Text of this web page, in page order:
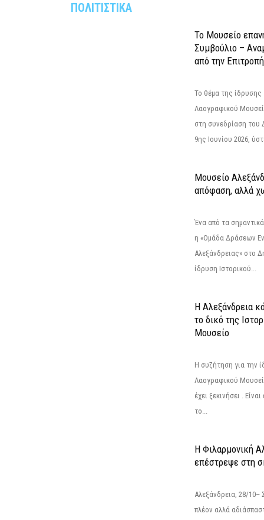
ΠΟΛΙΤΙΣΤΙΚΑ
Το Μουσείο
Συμβούλιο –
από την Επιτροπή
Το θέμα της ίδρυσης
Λαογραφικού
στη συνεδρίαση του
9ης Ιουνίου 2026,
Μουσείο
απόφαση, αλλά
Ένα από τα
η «Ομάδα Δράσεων
Αλεξάνδρειας» στο
ίδρυση Ιστορικού...
Η Αλεξάνδρεια
το δικό της
Μουσείο
Η συζήτηση για την
Λαογραφικού
έχει ξεκινήσει .
το...
Η Φιλαρμονική
επέστρεψε στη
Αλεξάνδρεια, 28/
πλέον αλλά